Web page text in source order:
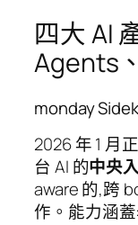
四大 AI
Agents
monday
2026 年 1 月
台 AI 的中央
aware 的,跨
作。能力涵蓋: